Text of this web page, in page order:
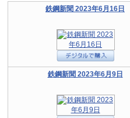
鉄鋼新聞 2023年6月16日
鉄鋼新聞 2023年6月9日